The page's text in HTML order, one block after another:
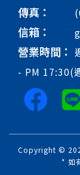
傳真：
信箱：
營業時間：
- PM 17:30(
Copyright ©
* 如